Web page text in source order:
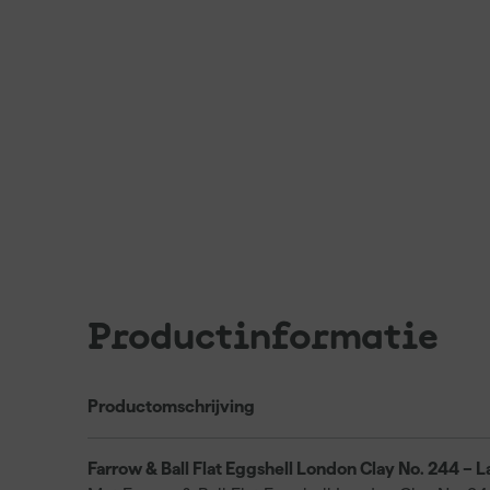
Productinformatie
Productomschrijving
Farrow & Ball Flat Eggshell London Clay No. 244 –